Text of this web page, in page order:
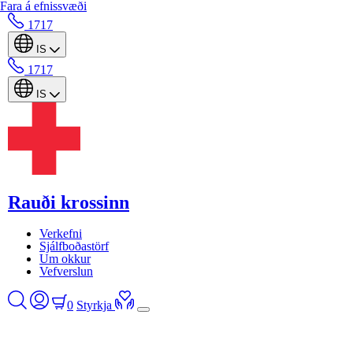
Fara á efnissvæði
1717
IS
1717
IS
Rauði krossinn
Verkefni
Sjálfboðastörf
Um okkur
Vefverslun
0 Styrkja